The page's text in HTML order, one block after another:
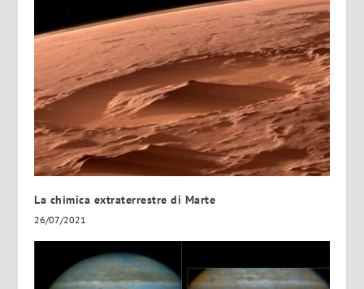
La chimica extraterrestre di Marte
26/07/2021